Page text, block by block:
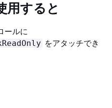
用すると
ールに
をアタッチでき